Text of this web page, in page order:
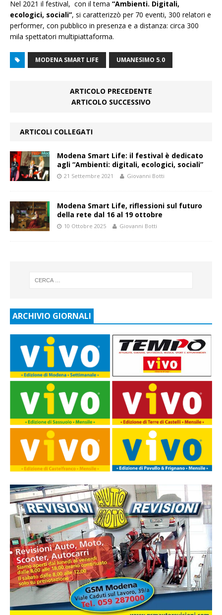
Nel 2021 il festival, con il tema “Ambienti. Digitali,
ecologici, sociali”, si caratterizzò per 70 eventi, 300 relatori e
performer, con pubblico in presenza e a distanza: circa 300
mila spettatori multipiattaforma.
MODENA SMART LIFE UMANESIMO 5.0
ARTICOLO PRECEDENTE
ARTICOLO SUCCESSIVO
ARTICOLI COLLEGATI
Modena Smart Life: il festival è dedicato
agli “Ambienti: digitali, ecologici, sociali”
21 Settembre 2021 Giovanni Botti
Modena Smart Life, riflessioni sul futuro
della rete dal 16 al 19 ottobre
10 Ottobre 2025 Giovanni Botti
ARCHIVIO GIORNALI